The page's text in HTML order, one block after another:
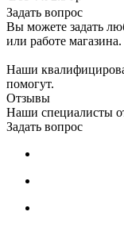
Задать вопрос
Вы можете задать
или работе магазина.
Наши
помогут.
Отзывы
Наши специалисты
Задать вопрос